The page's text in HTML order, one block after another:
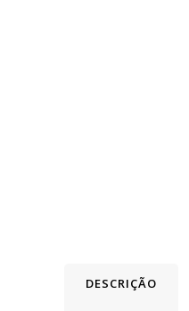
DESCRIÇÃO